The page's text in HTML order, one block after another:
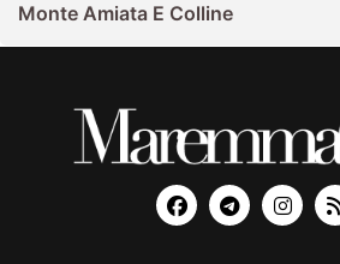
Monte Amiata E Colline